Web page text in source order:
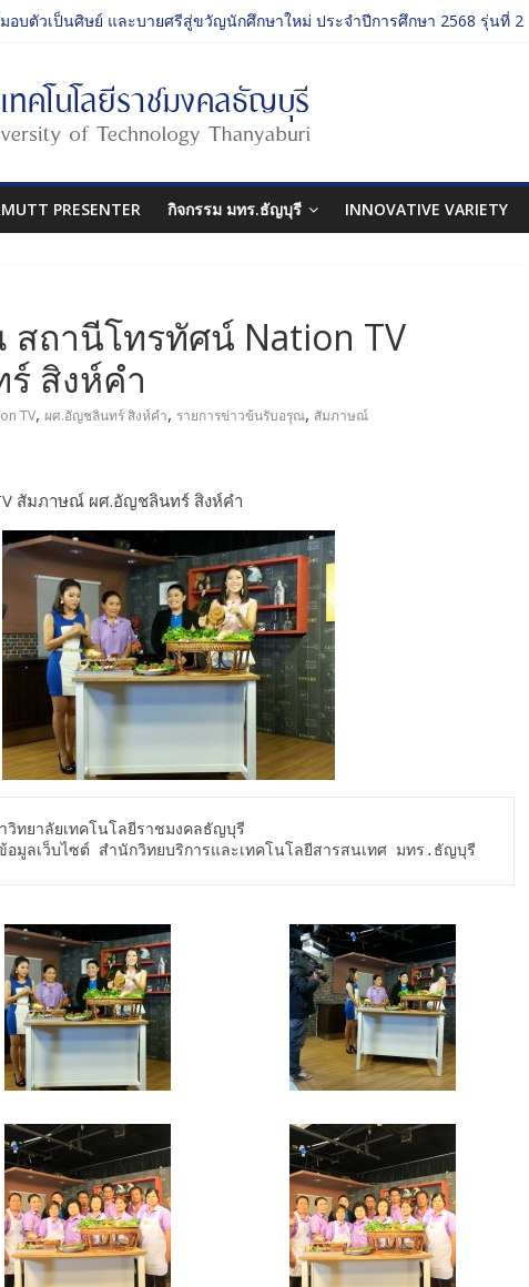
อบตัวเป็นศิษย์ และบายศรีสู่ขวัญนักศึกษาใหม่ ประจำปีการศึกษา 2568 รุ่นที่ 2
ปกรรมศาสตร์ “โยนลูกรักษ์”
อบตัวเป็นศิษย์ และบายศรีสู่ขวัญนักศึกษาใหม่ ประจำปีการศึกษา 2568 รุ่นที่ 3
PRESENTER กิจกรรม มทร.ธัญบุรี INNOVATIVE VARIETY
ถานีโทรทัศน์ Nation TV
สิงห์คำ
TV, ผศ.อัญชลินทร์ สิงห์คำ, รายการข่าวข้นรับอรุณ, สัมภาษณ์
สัมภาษณ์ ผศ.อัญชลินทร์ สิงห์คำ
อมูลเว็บไซต์ สำนักวิทยบริการและเทคโนโลยีสารสนเทศ มทร.ธัญบุรี